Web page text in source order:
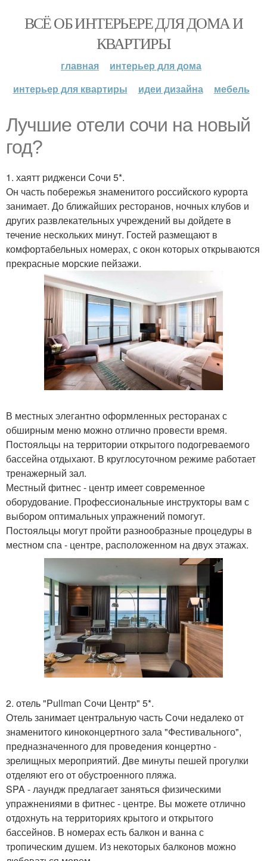
ВСЁ ОБ ИНТЕРЬЕРЕ ДЛЯ ДОМА И
КВАРТИРЫ
главная
интерьер для дома
интерьер для квартиры
идеи дизайна мебель
Лучшие отели сочи на новый
год?
1. хаятт ридженси Сочи 5*.
Он часть побережья знаменитого российского курорта
занимает. До ближайших ресторанов, ночных клубов и
других развлекательных учреждений вы дойдете в
течение нескольких минут. Гостей размещают в
комфортабельных номерах, с окон которых открываются
прекрасные морские пейзажи.
В местных элегантно оформленных ресторанах с
обширным меню можно отлично провести время.
Постояльцы на территории открытого подогреваемого
бассейна отдыхают. В круглосуточном режиме работает
тренажерный зал.
Местный фитнес - центр имеет современное
оборудование. Профессиональные инструкторы вам с
выбором оптимальных упражнений помогут.
Постояльцы могут пройти разнообразные процедуры в
местном спа - центре, расположенном на двух этажах.
2. отель "Pullman Сочи Центр" 5*.
Отель занимает центральную часть Сочи недалеко от
знаменитого киноконцертного зала "Фестивального",
предназначенного для проведения концертно -
зрелищных мероприятий. Две минуты пешей прогулки
отделяют его от обустроенного пляжа.
SPA - лаундж предлагает заняться физическими
упражнениями в фитнес - центре. Вы можете отлично
отдохнуть на территориях крытого и открытого
бассейнов. В номерах есть балкон и ванна с
тропическим душем. Из некоторых балконов можно